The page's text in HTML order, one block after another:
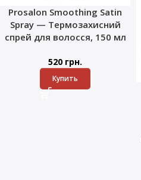
Prosalon Smoothing Satin
Spray — Термозахисний
спрей для волосся, 150 мл
520 грн.
Купить